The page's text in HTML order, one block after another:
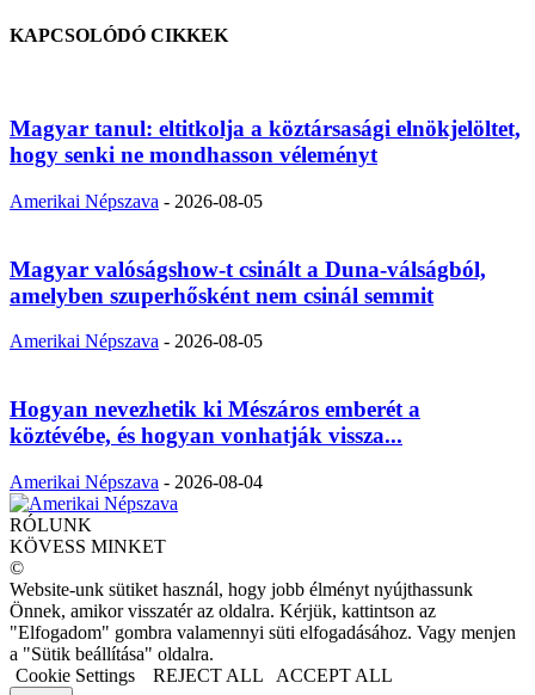
KAPCSOLÓDÓ CIKKEK
Magyar tanul: eltitkolja a köztársasági elnökjelöltet,
hogy senki ne mondhasson véleményt
Amerikai Népszava - 2026-08-05
Magyar valóságshow-t csinált a Duna-válságból,
amelyben szuperhősként nem csinál semmit
Amerikai Népszava - 2026-08-05
Hogyan nevezhetik ki Mészáros emberét a
köztévébe, és hogyan vonhatják vissza...
Amerikai Népszava - 2026-08-04
RÓLUNK
KÖVESS MINKET
©
Website-unk sütiket használ, hogy jobb élményt nyújthassunk
Önnek, amikor visszatér az oldalra. Kérjük, kattintson az
"Elfogadom" gombra valamennyi süti elfogadásához. Vagy menjen
a "Sütik beállítása" oldalra.
Cookie Settings
REJECT ALL ACCEPT ALL